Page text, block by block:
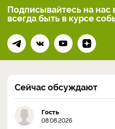
Подписывайтесь на нас
всегдабыть в курсе
Сейчас обсуждают
Гость
08.08.2026